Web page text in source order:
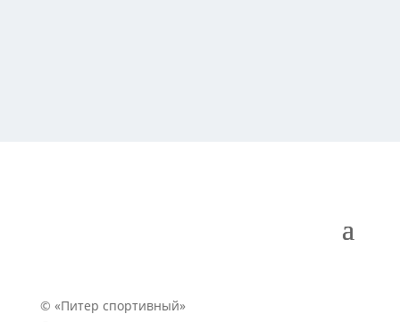
© «Питер спортивный»